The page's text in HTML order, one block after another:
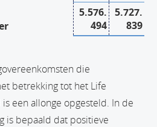
5.576.
494
5.727.
839
die
betrekking tot het Life
een allonge opgesteld. In de
is bepaald dat positieve